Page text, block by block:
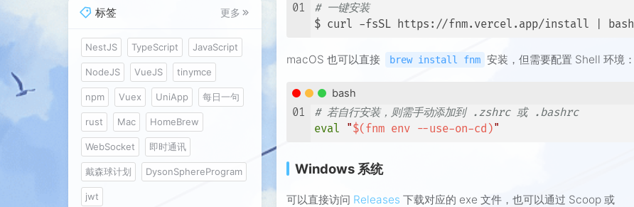
01
# 一键安装
$ curl -fsSL https://fnm.vercel.app/install | bash
macOS 也可以直接 brew install fnm 安装，但需要配置 Shell 环境：
bash
01
# 若自行安装，则需手动添加到 .zshrc 或 .bashrc
eval
"$(fnm env --use-on-cd)"
Windows 系统
可以直接访问 Releases 下载对应的 exe 文件，也可以通过 Scoop 或
标签 更多
NestJS TypeScript JavaScript
NodeJS VueJS tinymce
npm Vuex UniApp 每日一句
rust Mac HomeBrew
WebSocket 即时通讯
戴森球计划 DysonSphereProgram
jwt